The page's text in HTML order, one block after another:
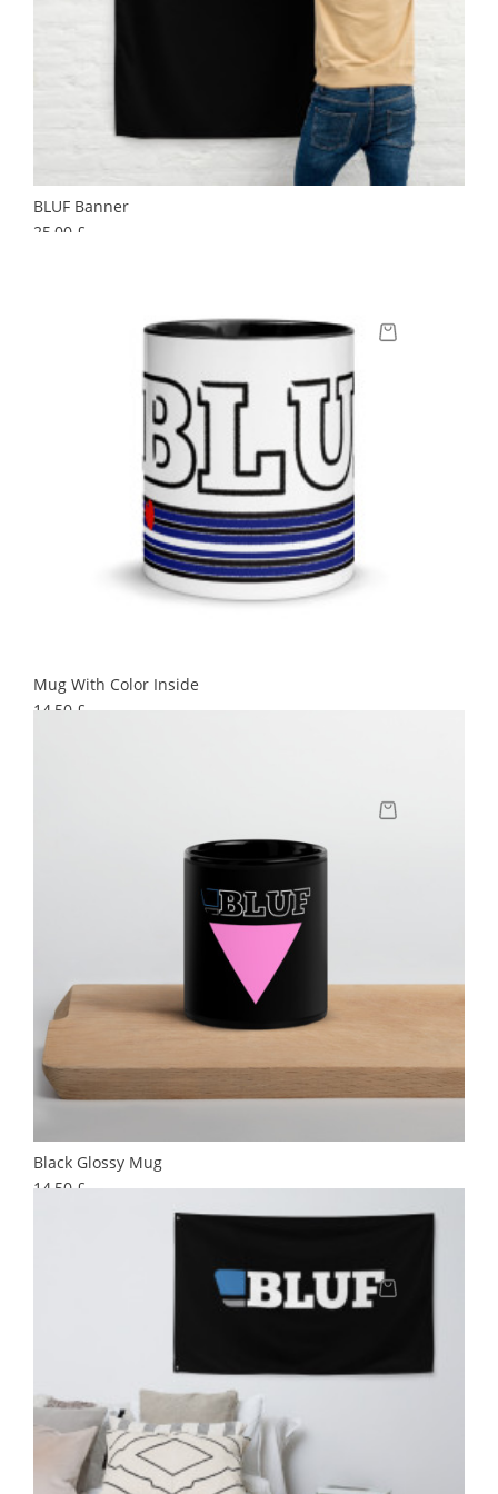
BLUF Banner
25,00 £
Mug With Color Inside
14,50 £Preis
Black Glossy Mug
14,50 £Preis